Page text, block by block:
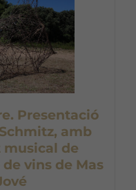
Presentació
amb
de
vins de Mas